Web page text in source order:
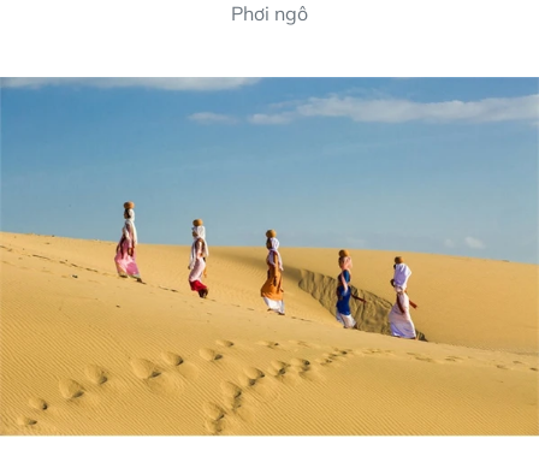
Phơi ngô